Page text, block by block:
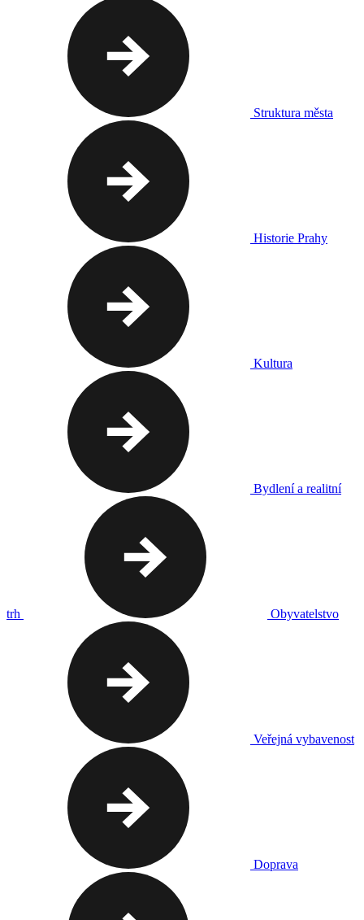
Struktura města
Historie Prahy
Kultura
Bydlení a realitní
trh Obyvatelstvo
Veřejná vybavenost
Doprava